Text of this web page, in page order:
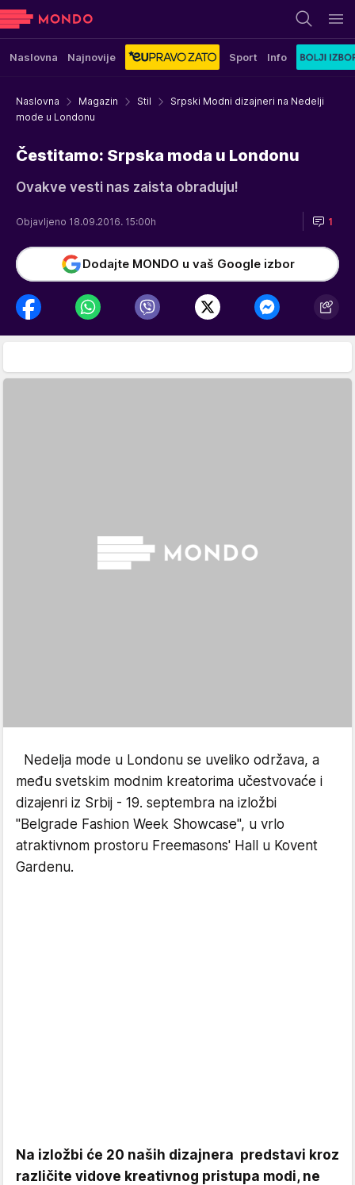
Naslovna Najnovije Sport Info
Naslovna Magazin Stil
Srpski Modni dizajneri na Nedelji
mode u Londonu
Čestitamo: Srpska moda u Londonu
Ovakve vesti nas zaista obraduju!
Objavljeno 18.09.2016. 15:00h 1
Dodajte MONDO u vaš Google izbor
Nedelja mode u Londonu se uveliko održava, a
među svetskim modnim kreatorima učestvovaće i
dizajenri iz Srbij - 19. septembra na izložbi
"Belgrade Fashion Week Showcase", u vrlo
atraktivnom prostoru Freemasons' Hall u Kovent
Gardenu.
Na izložbi će 20 naših dizajnera predstavi kroz
različite vidove kreativnog pristupa modi, ne